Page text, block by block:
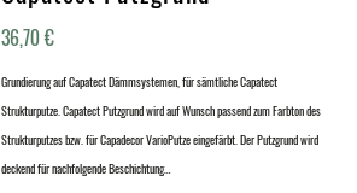
36,70€
Grundierung auf Capatect Dämmsystemen, für sämtliche Capatect
Strukturputze. Capatect Putzgrund wird auf Wunsch passend zum Farbton des
Strukturputzes bzw. für Capadecor VarioPutze eingefärbt. Der Putzgrund wird
deckend für nachfolgende Beschichtung…